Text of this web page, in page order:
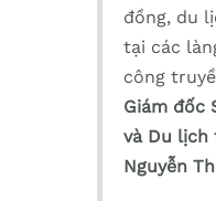
đồng, du
tại các
công
Giám đốc
và Du lịch
Nguyễn